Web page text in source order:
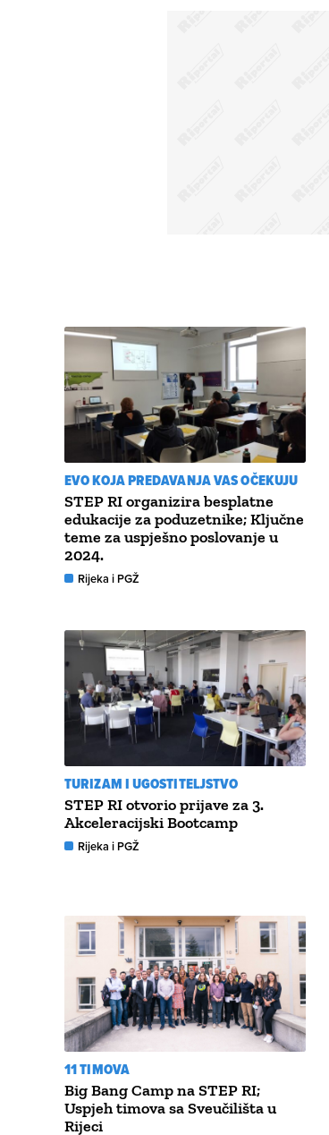
EVO KOJA PREDAVANJA VAS OČEKUJU
STEP RI organizira besplatne
edukacije za poduzetnike; Ključne
teme za uspješno poslovanje u
2024.
Rijeka i PGŽ
TURIZAM I UGOSTITELJSTVO
STEP RI otvorio prijave za 3.
Akceleracijski Bootcamp
Rijeka i PGŽ
11 TIMOVA
Big Bang Camp na STEP RI;
Uspjeh timova sa Sveučilišta u
Rijeci